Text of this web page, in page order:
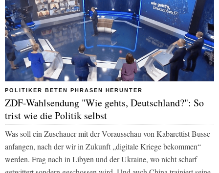
POLITIKER BETEN PHRASEN HERUNTER
ZDF-Wahlsendung "Wie gehts, Deutschland?": So
trist wie die Politik selbst
Was soll ein Zuschauer mit der Vorausschau von Kabarettist Busse
anfangen, nach der wir in Zukunft „digitale Kriege bekommen“
werden. Frag nach in Libyen und der Ukraine, wo nicht scharf